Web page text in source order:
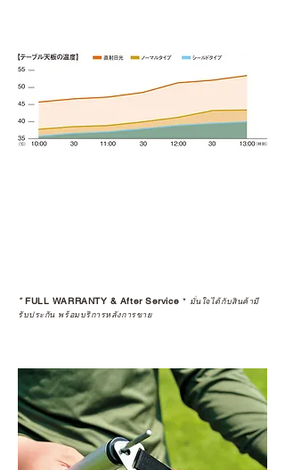
*FULL WARRANTY & After Service * มั่นใจได้กับสินค้ามี
รับประกัน พร้อมบริการหลังการขาย